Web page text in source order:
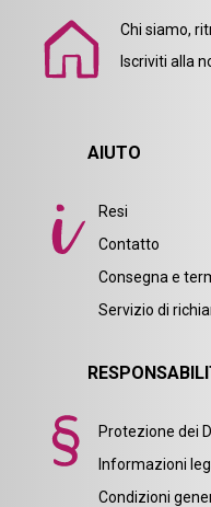
Chi siamo,
Iscriviti alla
AIUTO
Resi
Contatto
Consegna e
Servizio di
Protezione dei
Informazioni
Condizioni